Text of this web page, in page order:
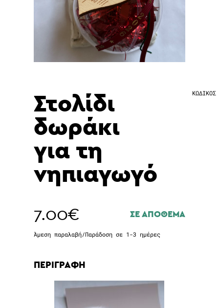
Στολίδι
δωράκι
για τη
νηπιαγωγό
ΚΩΔΙΚΟΣ
7.00€ ΣΕ ΑΠΟΘΕΜΑ
Άμεση παραλαβή/Παράδοση σε 1-3 ημέρες
ΠΕΡΙΓΡΑΦΗ